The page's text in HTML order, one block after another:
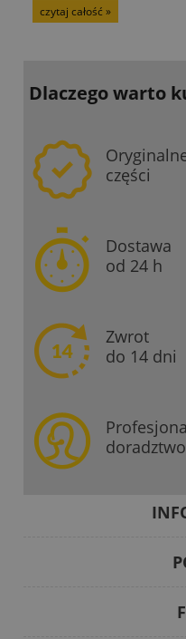
czytaj całość »
Dlaczego warto
części
Dostawa
od 24 h
Zwrot
do 14 dni
doradztwo